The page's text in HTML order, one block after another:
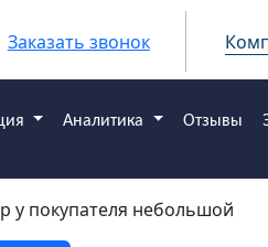
Заказать звонок
Аналитика Отзывы
у покупателя небольшой